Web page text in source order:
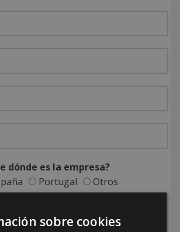
dónde es la empresa?
Portugal Otros
sobre cookies